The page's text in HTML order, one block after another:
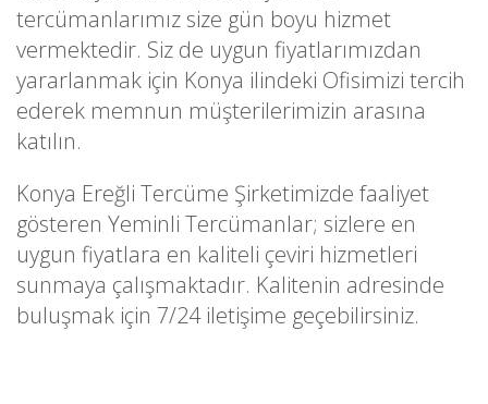
tercümanlarımız size gün boyu hizmet
vermektedir. Siz de uygun fiyatlarımızdan
yararlanmak için Konya ilindeki Ofisimizi tercih
ederek memnun müşterilerimizin arasına
katılın.
Konya Ereğli Tercüme Şirketimizde faaliyet
gösteren Yeminli Tercümanlar; sizlere en
uygun fiyatlara en kaliteli çeviri hizmetleri
sunmaya çalışmaktadır. Kalitenin adresinde
buluşmak için 7/24 iletişime geçebilirsiniz.